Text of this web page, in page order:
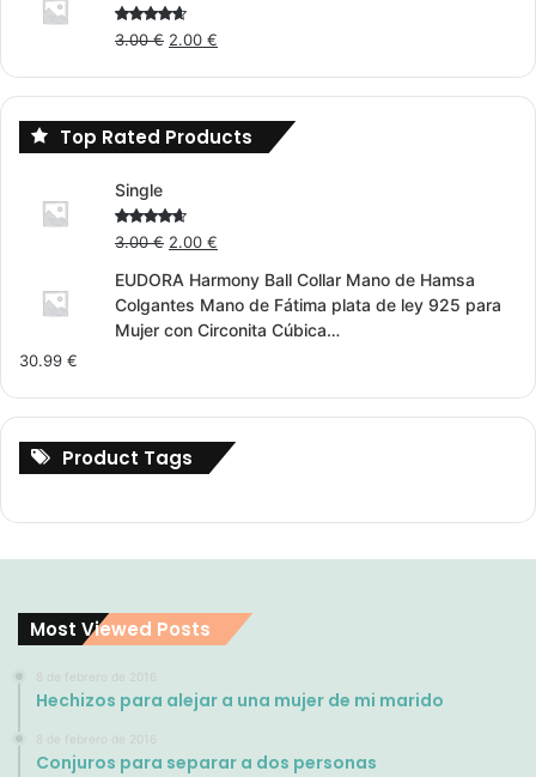
Rated
out
3.00€ Original
2.00 €
Top Rated Products
Single
Rated
out
of 5
3.00€ Original
was:
3.00 €.
2.00 €
is:
2.00 €.
EUDORA Harmony Ball Collar Mano de Hamsa
Colgantes Mano de Fátima plata de ley 925 para
Mujer con Circonita Cúbica…
30.99 €
Product Tags
Most Viewed Posts
8 de febrero de 2016
Hechizos para alejar a una mujer de mi marido
8 de febrero de 2016
Conjuros para separar a dos personas